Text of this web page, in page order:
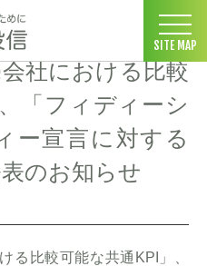
SITE MAP
け情報 「投資信託の販売会社
会社における比較
「フィディーシ
ー宣言に対する
のお知らせ
る比較可能な共通KPI」、